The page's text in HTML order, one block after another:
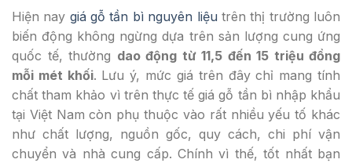
Hiện nay giá gỗ tần bì nguyên liệu trên thị trường luôn
biến động không ngừng dựa trên sản lượng cung ứng
quốc tế, thường dao động từ 11,5 đến 15 triệu đồng
mỗi mét khối. Lưu ý, mức giá trên đây chỉ mang tính
chất tham khảo vì trên thực tế giá gỗ tần bì nhập khẩu
tại Việt Nam còn phụ thuộc vào rất nhiều yếu tố khác
như chất lượng, nguồn gốc, quy cách, chi phí vận
chuyển và nhà cung cấp. Chính vì thế, tốt nhất bạn